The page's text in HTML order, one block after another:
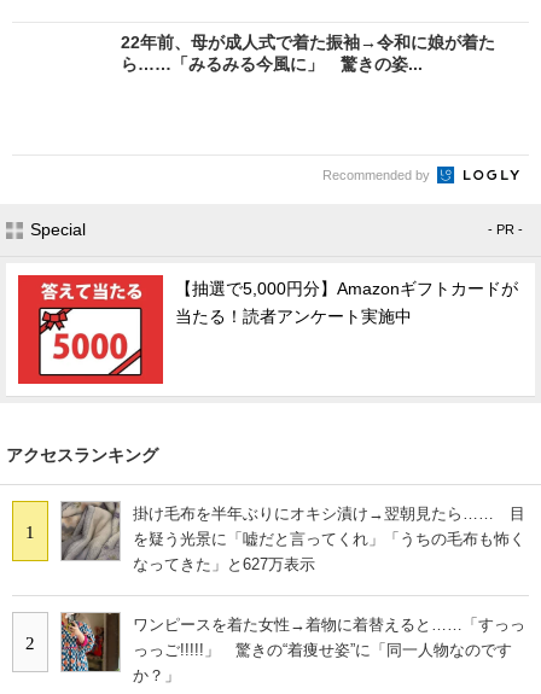
22年前、母が成人式で着た振袖→令和に娘が着た
ら……「みるみる今風に」 驚きの姿...
Recommended by
Special - PR -
【抽選で5,000円分】Amazonギフトカードが
当たる！読者アンケート実施中
アクセスランキング
1
掛け毛布を半年ぶりにオキシ漬け→翌朝見たら…… 目
を疑う光景に「嘘だと言ってくれ」「うちの毛布も怖く
なってきた」と627万表示
2
ワンピースを着た女性→着物に着替えると……「すっっ
っっご!!!!!」 驚きの“着痩せ姿”に「同一人物なのです
か？」